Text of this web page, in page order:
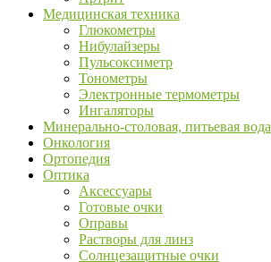
Медицинская техника
Глюкометры
Нибулайзеры
Пульсоксиметр
Тонометры
Электронные термометры
Ингаляторы
Минерально-столовая, питьевая вода
Онкология
Ортопедия
Оптика
Аксессуары
Готовые очки
Оправы
Растворы для линз
Солнцезащитные очки